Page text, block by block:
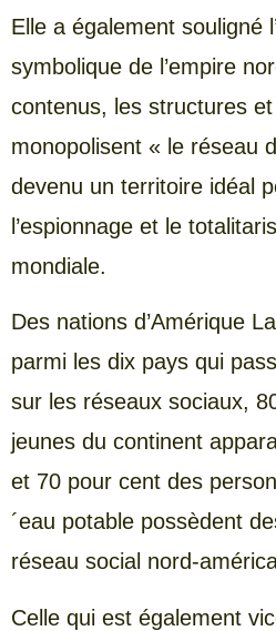
Elle a également souligné
symbolique de l’empire
contenus, les structures
monopolisent « le réseau
devenu un territoire idéal
l’espionnage et le
mondiale.
Des nations d’Amérique
parmi les dix pays qui
sur les réseaux sociaux,
jeunes du continent
et 70 pour cent des
´eau potable possèdent
réseau social nord-
Celle qui est également